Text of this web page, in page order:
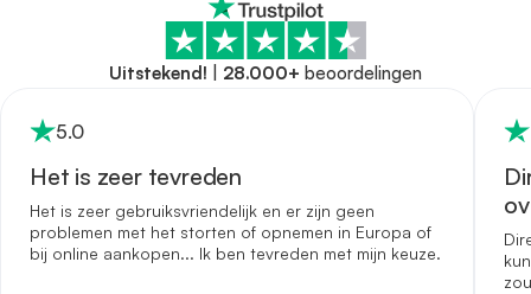
Uitstekend! 28.000+ beoordelingen
5.0
Het is zeer tevreden
Het is zeer gebruiksvriendelijk en er zijn geen
problemen met het storten of opnemen in Europa of
bij online aankopen... Ik ben tevreden met mijn keuze.